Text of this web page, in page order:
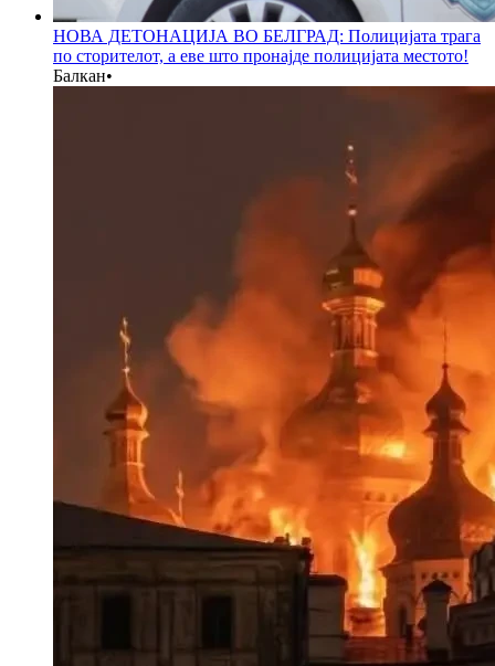
НОВА ДЕТОНАЦИЈА ВО БЕЛГРАД: Полицијата трага
по сторителот, а еве што пронајде полицијата местото!
Балкан•